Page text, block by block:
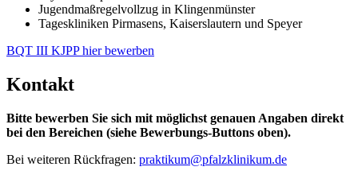
Jugendmaßregelvollzug in Klingenmünster
Tageskliniken Pirmasens, Kaiserslautern und Speyer
BQT III KJPP hier bewerben
Kontakt
Bitte bewerben Sie sich mit möglichst genauen Angaben direkt
bei den Bereichen (siehe Bewerbungs-Buttons oben).
Bei weiteren Rückfragen: praktikum@pfalzklinikum.de